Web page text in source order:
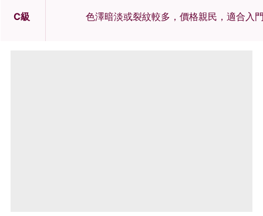
C級 色澤暗淡或裂紋較多，價格親民，適合入